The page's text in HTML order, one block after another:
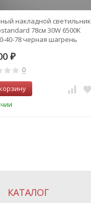
накладной светильник
78см 30W 6500K
40-78 черная шагрень
₽
0
КАТАЛОГ